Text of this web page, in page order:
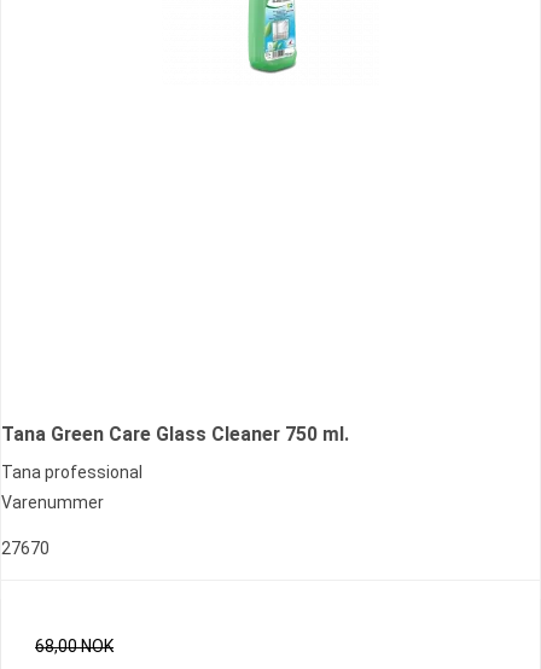
Tana Green Care Glass Cleaner 750 ml.
Tana professional
Varenummer
27670
68,00 NOK